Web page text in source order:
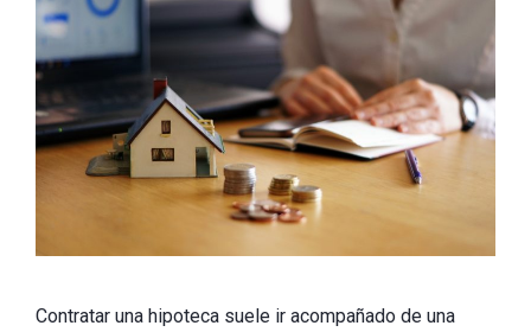
Contratar una hipoteca suele ir acompañado de una